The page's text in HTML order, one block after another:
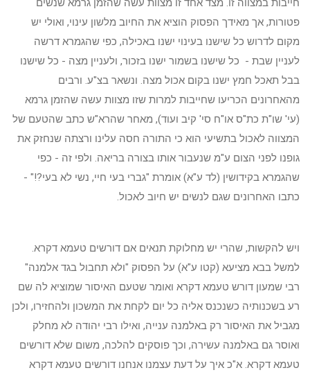
חייבות במצווה זו. מצד אחד זו מצוות עשה שהזמן גרמא שנשים
פטורות, אך מאידך הפסוק הוציא את החיוב מלשון עינוי, ואולי יש
מקום לדרוש כל שישנו בעינוי ישנו באכילה, כפי שהגמרא דרשה
לעניין שבת - כל שישנו בשמור ישנו בזכור, ולעניין מצה - כל שישנו
בבל תאכל חמץ ישנו בקום אכול מצה. ונשאר בצ"ע. ורבים
מהאחרונים הכריעו שחייבות למרות שזו מצוות עשה שהזמן גרמא
(עי' שו"ת כת"ס או"ח סי' קיב ועוד), מאחר שהרא"ש כתב שהטעם של
המצווה לאכול בתשיעי הוא כי התורה חסה עלינו ורצתה שנחזק את
גופנו לפני הצום ע"מ שנעבור אותו בצורה בריאה. ולפי זה - כפי
שהגמרא בקידושין (לד ע"א) אומרת "גברי בעי חיי, נשי לא בעי?!" -
כתבו האחרונים שגם לנשים יש חיוב לאכול.
ויש להקשות, שהרי יש מחלוקת תנאים אם דורשים טעמא דקרא.
למשל בבא מציעא (קטו ע"א) על הפסוק "ולא תחבול בגד אלמנה"
רבי שמעון דורש טעמא דקרא ואומר שטעם האיסור שמוציא לה שם
רע בשכנותיה כשנכנס אליה כל יום לקחת את המשכון ולהחזירו, ולכן
מגביל את האיסור רק באלמנה ענייה, ואילו רבי יהודה לא מחלק
ואוסר גם באלמנה עשירה, וכך פוסקים להלכה, משום שלא דורשים
טעמא דקרא. א"כ איך על דעת עצמנו אנחנו דורשים טעמא דקרא